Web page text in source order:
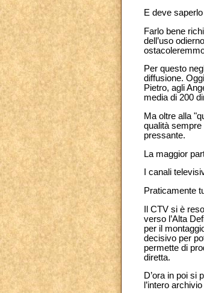
E deve
Farlo bene
dell’uso
Per questo
diffusione.
Pietro, agli
media di 200
Ma oltre alla
qualità sempre
pressante.
La maggior
I canali
Praticamente
Il CTV si è
verso l’Alta
per il
decisivo per
permette di
diretta.
D’ora in poi si
l’intero